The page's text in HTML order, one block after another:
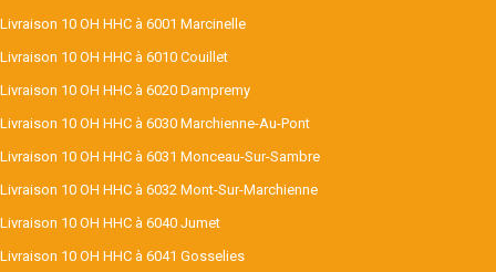
Livraison 10 OH HHC à 6001 Marcinelle
Livraison 10 OH HHC à 6010 Couillet
Livraison 10 OH HHC à 6020 Dampremy
Livraison 10 OH HHC à 6030 Marchienne-Au-Pont
Livraison 10 OH HHC à 6031 Monceau-Sur-Sambre
Livraison 10 OH HHC à 6032 Mont-Sur-Marchienne
Livraison 10 OH HHC à 6040 Jumet
Livraison 10 OH HHC à 6041 Gosselies